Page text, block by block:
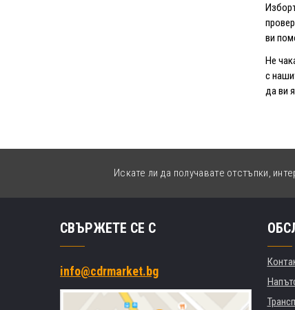
ви
Не
с
да ви
Искате ли да получавате отстъпки,
СВЪРЖЕТЕ СЕ С
info@cdrmarket.bg